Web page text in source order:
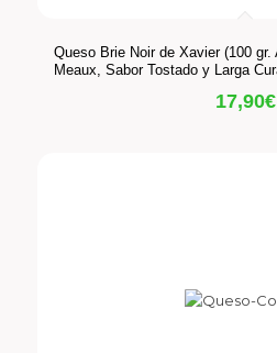
Queso Brie Noir de Xavier (100
Meaux, Sabor Tostado y Larga
17,90€